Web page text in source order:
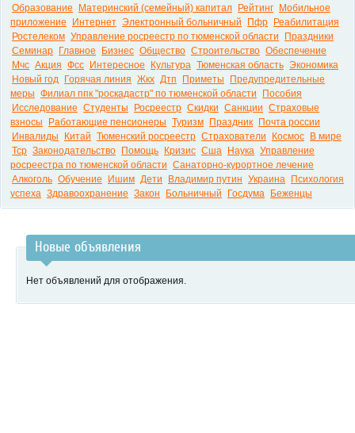
Образование
Материнский (семейный) капитал Рейтинг
Мобильное
приложение
Интернет Электронный больничный Пфр
Реабилитация
Ростелеком Управление росреестр по тюменской области
Праздники
Семинар
Главное Бизнес Общество Строительство Обеспечение
Мчс Акция Фсс Интересное Культура Тюменская область Экономика
Новый год
Горячая линия Жкх Дтп Приметы
Предупредительные
меры Филиал ппк "роскадастр" по тюменской области
Пособия
Исследование Студенты Росреестр Скидки Санкции Страховые
взносы
Работающие пенсионеры Туризм Праздник
Почта россии
Инвалиды
Китай Тюменский росреестр Страхователи Космос
В мире
Тср Законодательство Помощь Кризис Сша Наука Управление
росреестра по тюменской области Санаторно-курортное лечение
Алкоголь Обучение Ишим Дети Владимир путин Украина
Психология
успеха Здравоохранение Закон Больничный Госдума Беженцы
Новые объявления
Нет объявлений для отображения.